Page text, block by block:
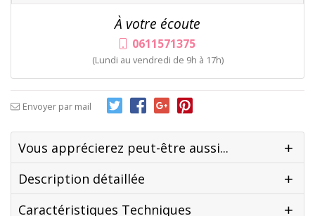
À votre écoute
0611571375
(Lundi au vendredi de 9h à 17h)
Envoyer par mail
Vous apprécierez peut-être aussi...
Description détaillée
Caractéristiques Techniques